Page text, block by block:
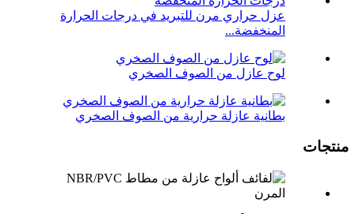
عزل حراري مرن للتبريد في درجات الحرارة
المنخفضة...
لوح عازل من الصوف الصخري
بطانية عازلة حرارية من الصوف الصخري
منتجات